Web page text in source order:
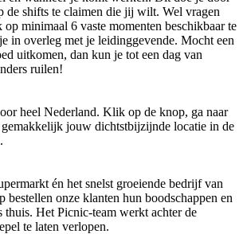
de shifts te claimen die jij wilt. Wel vragen
minimaal 6 vaste momenten beschikbaar te
in overleg met je leidinggevende. Mocht een
uitkomen, dan kun je tot een dag van
ruilen!
heel Nederland. Klik op de knop, ga naar
jouw dichtstbijzijnde locatie in de
én het snelst groeiende bedrijf van
bestellen onze klanten hun boodschappen en
thuis. Het Picnic-team werkt achter de
te laten verlopen.